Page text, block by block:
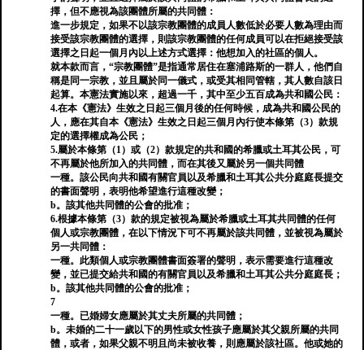
擇，但不應視為該團體所屬的共同體：
進一步規定，如果不以該宗教團體的成員人數低於必要人數為理由而
接受該宗教團體的選擇，則該宗教團體的任何成員可以在拒絕接受該
選擇之日起一個月內以上述方式選擇：他想加入的社區的個人。
就本款而言，“宗教團體”是指通常居住在塞浦路斯的一群人，他們自
稱是同一宗教，並且屬於同一儀式，或受其相同管轄，其人數自該日
起算。本憲法實施以來，超過一千，其中至少五百成為共和國公民：
4.在本《憲法》生效之日起三個月後的任何時候，成為共和國公民的
人，應在其自本《憲法》生效之日起三個月內行使本條第（3）款規
定的選擇權成為公民；
5.屬於本條第（1）或（2）款規定的共和國的希臘或土耳其公民，可
不再屬於他所加入的共同體，而在其後又屬於另一個共同體
一種。該公民向共和國有關官員以及希臘和土耳其公共分庭庭長提交
的書面聲明，表明他希望進行這種改變；
b。該其他共同體的公會的批准；
6.根據本條第（3）款的規定被視為屬於希臘或土耳其共同體的任何
個人或宗教團體，在以下情況下可不再屬於該共同體，並被視為屬於
另一共同體：
一種。此類個人或宗教團體書面簽署的聲明，表示需要進行這種改
變，並已提交給共和國的有關官員以及希臘和土耳其公共分庭庭長；
b。該其他共同體的公會的批准；
7
一種。已婚婦女應屬於其丈夫所屬的共同體；
b。未婚的二十一歲以下的男性或女性孩子應屬於其父親所屬的共同
體，或者，如果父親不明且尚未被收養，則應屬於該社區。他或她的